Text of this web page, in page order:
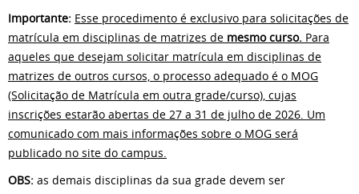
Importante: Esse procedimento é exclusivo para solicitações de
matrícula em disciplinas de matrizes de mesmo curso. Para
aqueles que desejam solicitar matrícula em disciplinas de
matrizes de outros cursos, o processo adequado é o MOG
(Solicitação de Matrícula em outra grade/curso), cujas
inscrições estarão abertas de 27 a 31 de julho de 2026. Um
comunicado com mais informações sobre o MOG será
publicado no site do campus.
OBS: as demais disciplinas da sua grade devem ser